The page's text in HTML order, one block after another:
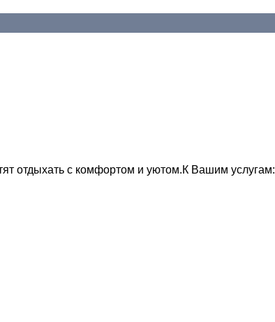
отдыхать с комфортом и уютом.К Вашим услугам: